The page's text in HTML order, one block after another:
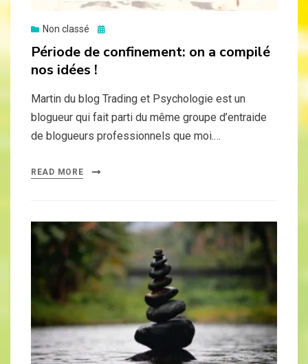
Non classé
Posted
Période de confinement: on a compilé
nos idées !
Martin du blog Trading et Psychologie est un
blogueur qui fait parti du même groupe d’entraide
de blogueurs professionnels que moi.…
READ MORE